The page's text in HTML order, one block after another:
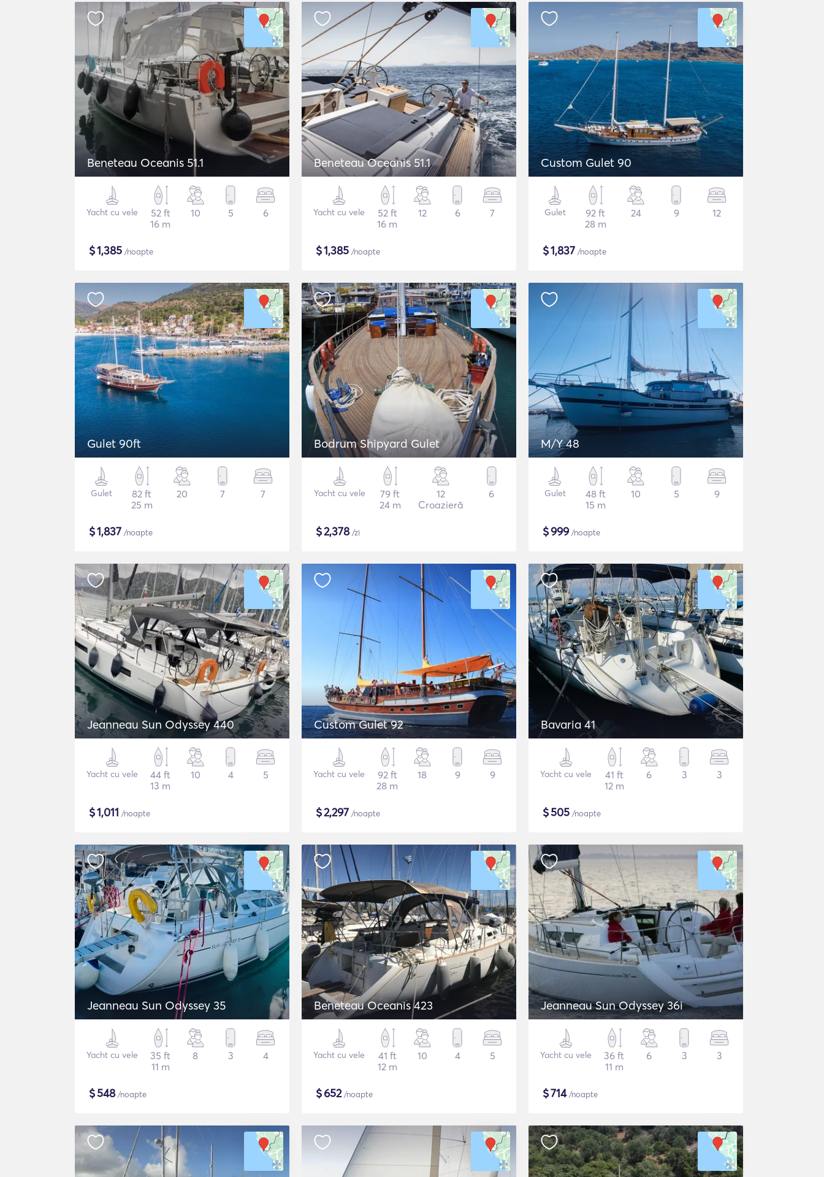
Beneteau Oceanis 51.1
Yacht cu vele
52 ft
16 m
10 5 6
$1,385 /noapte
Beneteau Oceanis 51.1
Yacht cu vele
52 ft
16 m
12 6 7
$1,385 /noapte
Custom Gulet 90
Gulet
92 ft
28 m
24 9 12
$1,837 /noapte
Gulet 90ft
Gulet
82 ft
25 m
20 7 7
$1,837 /noapte
Bodrum Shipyard Gulet
Yacht cu vele
79 ft
24 m
12
Croazieră
6
$2,378/zi
M/Y 48
Gulet
48 ft
15 m
10 5 9
$999/noapte
Jeanneau Sun Odyssey 440
Yacht cu vele
44 ft
13 m
10 4 5
$1,011 /noapte
Custom Gulet 92
Yacht cu vele
92 ft
28 m
18 9 9
$2,297 /noapte
Bavaria 41
Yacht cu vele
41 ft
12 m
6 3 3
$505 /noapte
Jeanneau Sun Odyssey 35
Yacht cu vele
35 ft
11 m
8 3 4
$548/noapte
Beneteau Oceanis 423
Yacht cu vele
41 ft
12 m
10 4 5
$652/noapte
Jeanneau Sun Odyssey 36i
Yacht cu vele
36 ft
11 m
6 3 3
$714/noapte